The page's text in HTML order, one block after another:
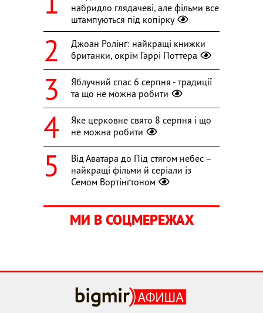
набридло глядачеві, але фільми все
штампуються під копірку
Джоан Ролінґ: найкращі книжки
британки, окрім Гаррі Поттера
Яблучний спас 6 серпня - традиції
та що не можна робити
Яке церковне свято 8 серпня і що
не можна робити
Від Аватара до Під стягом небес –
найкращі фільми й серіали із
Семом Вортінґтоном
МИ В СОЦМЕРЕЖАХ